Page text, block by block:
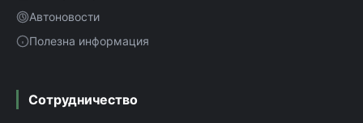
Автоновости
Полезна информация
Сотрудничество